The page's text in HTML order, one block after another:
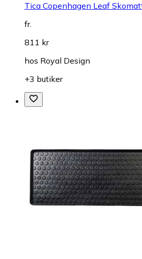
Tica Copenhagen Leaf
fr.
811 kr
hos Royal Design
+3 butiker